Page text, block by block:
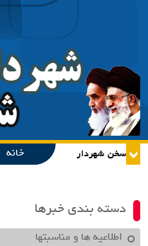
خانه
دسته بندی خبرها
اطلاعیه ها و مناسبتها